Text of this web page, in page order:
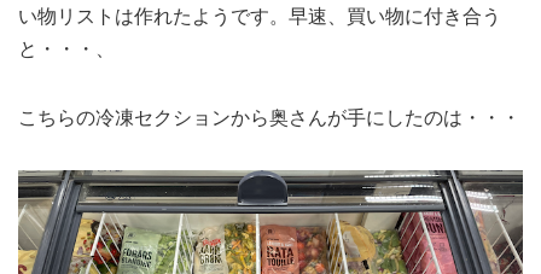
い物リストは作れたようです。早速、買い物に付き合う
と・・・、
こちらの冷凍セクションから奥さんが手にしたのは・・・